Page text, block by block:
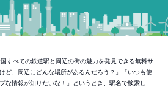
すべての鉄道駅と周辺の街の魅力を発見できる無料サ
ど、周辺にどんな場所があるんだろう？」「いつも使
な情報が知りたいな！」というとき、駅名で検索し